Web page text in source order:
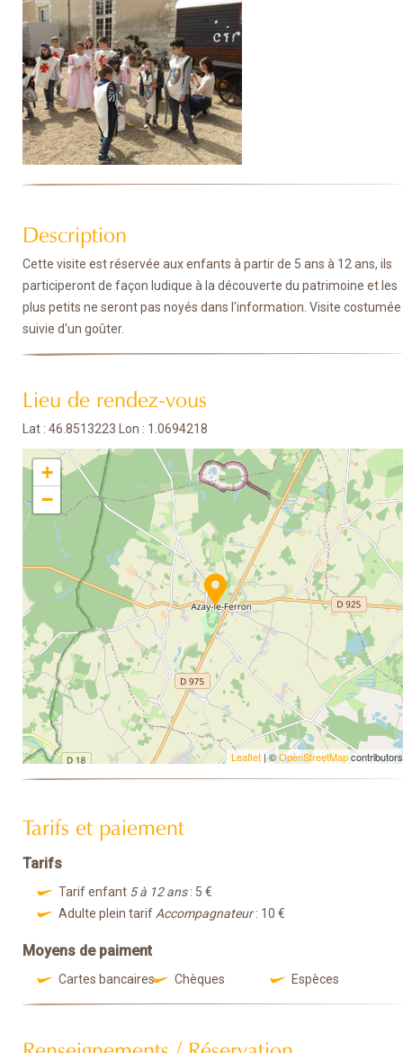
Description
Cette visite est réservée aux enfants à partir de 5 ans à 12 ans, ils
participeront de façon ludique à la découverte du patrimoine et les
plus petits ne seront pas noyés dans l'information. Visite costumée
suivie d'un goûter.
Lieu de rendez-vous
Lat : 46.8513223 Lon : 1.0694218
+
−
Leaflet | ©OpenStreetMapcontributors
Tarifs et paiement
Tarifs
Tarif enfant 5 à 12 ans: 5 €
Adulte plein tarifAccompagnateur: 10 €
Moyens de paiment
Cartes bancaires Chèques Espèces
Renseignements / Réservation